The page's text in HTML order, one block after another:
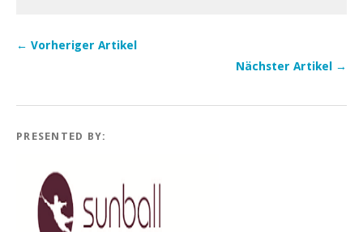
← Vorheriger Artikel
Nächster Artikel →
PRESENTED BY: